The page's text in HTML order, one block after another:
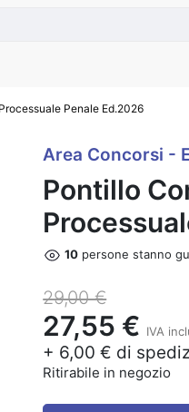
Penale Ed.2026
Area Concorsi -
Pontillo
12 persone stanno
29,00 €
27,55 € IVA
+ 6,00 € di
Ritirabile in negozio